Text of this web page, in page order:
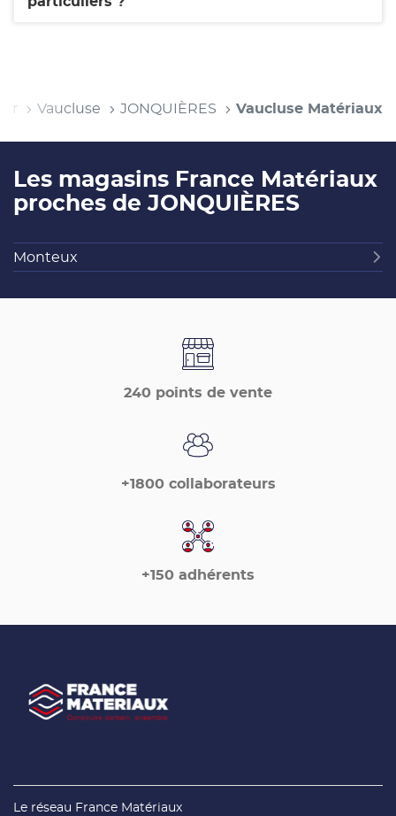
Vaucluse JONQUIÈRES Vaucluse Matériaux
Les magasins France Matériaux
proches de JONQUIÈRES
Monteux
240 points de vente
+1800 collaborateurs
+150 adhérents
Le réseau France Matériaux(ouvre